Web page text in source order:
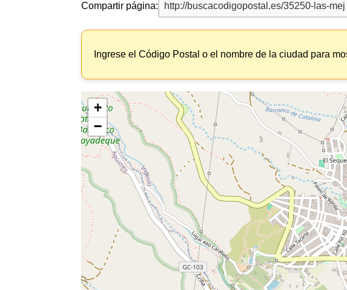
Compartir página:
Ingrese el Código Postal o el nombre de la ciudad para
+
−